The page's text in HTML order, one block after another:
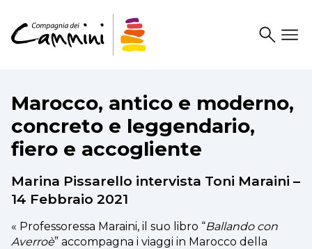
SearchDrawer
Marocco, antico e moderno,
concreto e leggendario,
fiero e accogliente
Marina Pissarello intervista Toni Maraini –
14 Febbraio 2021
« Professoressa Maraini, il suo libro “Ballando con
Averroè” accompagna i viaggi in Marocco della